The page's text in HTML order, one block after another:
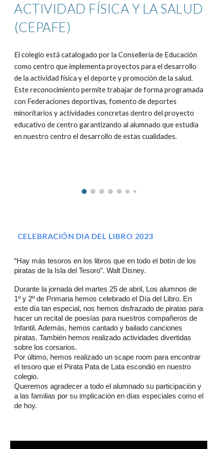
ACTIVIDAD FÍSICA Y LA SALUD
(CEPAFE)
El colegio está catalogado por la Consellería de Educación
como centro que implementa proyectos para el desarrollo
de la actividad física y el deporte y promoción de la salud.
Este reconocimiento permite trabajar de forma programada
con Federaciones deportivas, fomento de deportes
minoritarios y actividades concretas dentro del proyecto
educativo de centro garantizando al alumnado que estudia
en nuestro centro el desarrollo de estas cualidades.
CELEBRACIÓN DIA DEL LIBRO 2023
“Hay más tesoros en los libros que en todo el botín de los
piratas de la Isla del Tesoro”. Walt Disney.
Durante la jornada del martes 25 de abril, Los alumnos de
1º y 2º de Primaria hemos celebrado el Día del Libro. En
este día tan especial, nos hemos disfrazado de piratas para
hacer un recital de poesías para nuestros compañeros de
Infantil. Además, hemos cantado y bailado canciones
piratas. También hemos realizado actividades divertidas
sobre los corsarios.
Por último, hemos realizado un scape room para encontrar
el tesoro que el Pirata Pata de Lata escondió en nuestro
colegio.
Queremos agradecer a todo el alumnado su participación y
a las familias por su implicación en días especiales como el
de hoy.